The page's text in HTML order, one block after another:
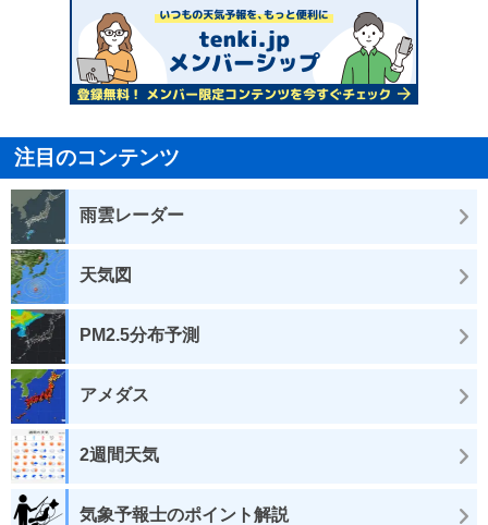
注目のコンテンツ
雨雲レーダー
天気図
PM2.5分布予測
アメダス
2週間天気
気象予報士のポイント解説